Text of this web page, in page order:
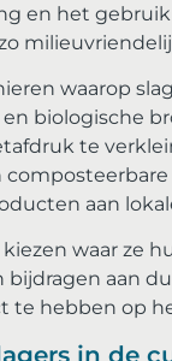
en het
waarop
en biologische
te
aan
waar ze
aan
te hebben op
in de